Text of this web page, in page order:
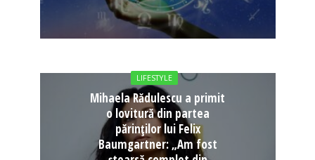
LIFESTYLE
Mihaela Rădulescu a primit
o lovitură din partea
părinților lui Felix
Baumgartner: „Am fost